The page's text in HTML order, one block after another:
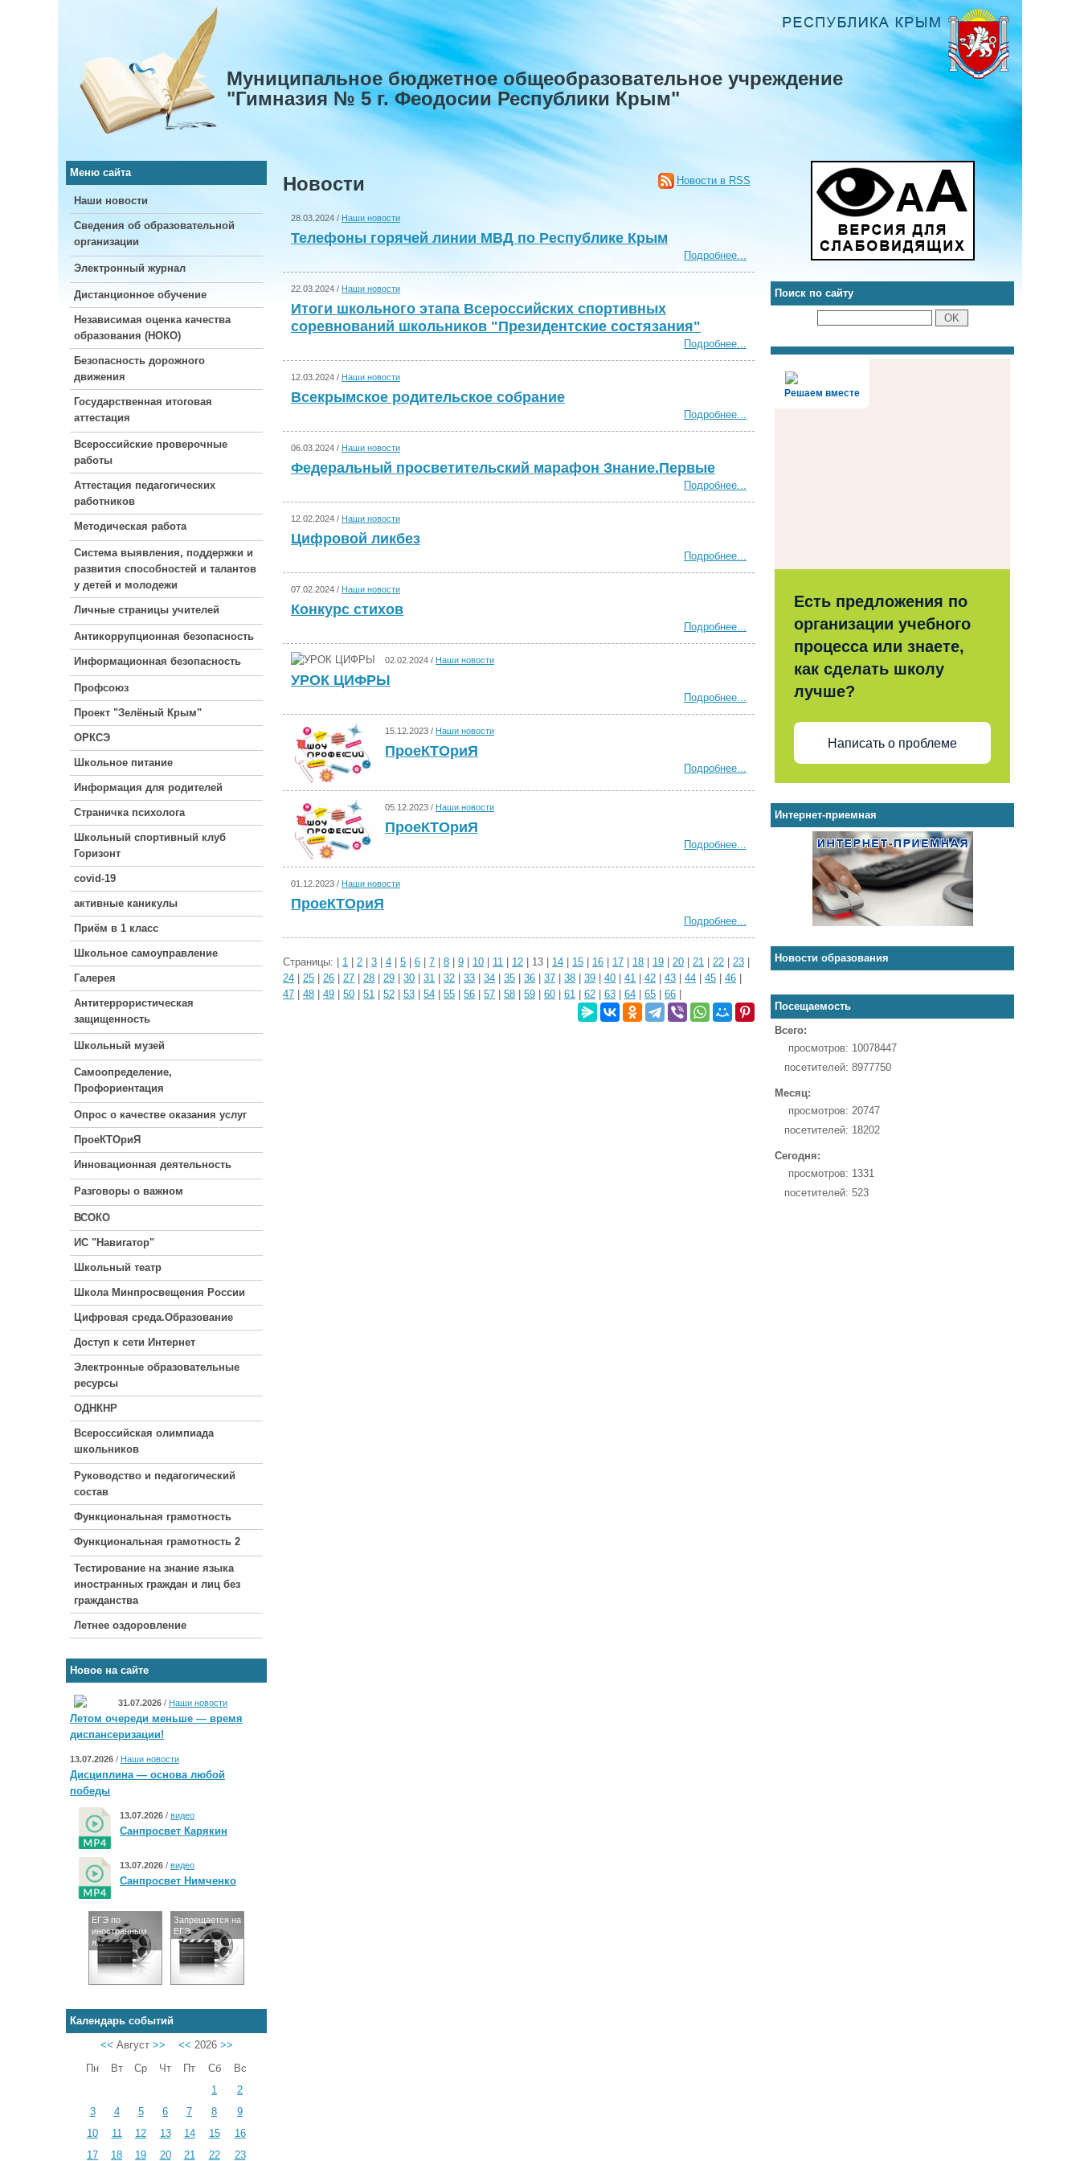
Муниципальное бюджетное общеобразовательное учреждение
"Гимназия № 5 г. Феодосии Республики Крым"
Меню сайта
Наши новости
Сведения об образовательной
организации
Электронный журнал
Дистанционное обучение
Независимая оценка качества
образования (НОКО)
Безопасность дорожного
движения
Государственная итоговая
аттестация
Всероссийские проверочные
работы
Аттестация педагогических
работников
Методическая работа
Система выявления, поддержки и
развития способностей и талантов
у детей и молодежи
Личные страницы учителей
Антикоррупционная безопасность
Информационная безопасность
Профсоюз
Проект "Зелёный Крым"
ОРКСЭ
Школьное питание
Информация для родителей
Страничка психолога
Школьный спортивный клуб
Горизонт
covid-19
активные каникулы
Приём в 1 класс
Школьное самоуправление
Галерея
Антитеррористическая
защищенность
Школьный музей
Самоопределение,
Профориентация
Опрос о качестве оказания услуг
ПроеКТОриЯ
Инновационная деятельность
Разговоры о важном
ВСОКО
ИС "Навигатор"
Школьный театр
Школа Минпросвещения России
Цифровая среда.Образование
Доступ к сети Интернет
Электронные образовательные
ресурсы
ОДНКНР
Всероссийская олимпиада
школьников
Руководство и педагогический
состав
Функциональная грамотность
Функциональная грамотность 2
Тестирование на знание языка
иностранных граждан и лиц без
гражданства
Летнее оздоровление
Новое на сайте
31.07.2026 / Наши новости
Летом очереди меньше — время
диспансеризации!
13.07.2026 / Наши новости
Дисциплина — основа любой
победы
13.07.2026 / видео
Санпросвет Карякин
13.07.2026 / видео
Санпросвет Нимченко
ЕГЭ по
иностранным
я...
Запрещается на
ЕГЭ
Календарь событий
<< Август >> << 2026 >>
Пн
Вт Ср Чт Пт Сб
Вс
1
2
3
4 5 6 7 8
9
10
11 12 13 14 15
16
17
18 19 20 21 22 23
Новости Новости в RSS
28.03.2024 / Наши новости
Телефоны горячей линии МВД по Республике Крым
Подробнее...
22.03.2024 / Наши новости
Итоги школьного этапа Всероссийских спортивных
соревнований школьников "Президентские состязания"
Подробнее...
12.03.2024 / Наши новости
Всекрымское родительское собрание
Подробнее...
06.03.2024 / Наши новости
Федеральный просветительский марафон Знание.Первые
Подробнее...
12.02.2024 / Наши новости
Цифровой ликбез
Подробнее...
07.02.2024 / Наши новости
Конкурс стихов
Подробнее...
02.02.2024 / Наши новости
УРОК ЦИФРЫ
Подробнее...
15.12.2023 / Наши новости
ПроеКТОриЯ
Подробнее...
05.12.2023 / Наши новости
ПроеКТОриЯ
Подробнее...
01.12.2023 / Наши новости
ПроеКТОриЯ
Подробнее...
Страницы: | 1 2 3 4 5 6 7 8 9 10 11 12 | 13 | 14 15 16 17 18 19 20 21 22 23
24
25 26 27 28 29 30 31 32 33 34 35 36 37 38 39 40 41 42 43 44 45 46
47
48 49 50 51 52 53 54 55 56 57 58 59 60 61 62 63 64 65 66
Поиск по сайту
Решаем вместе
Есть предложения по
организации учебного
процесса или знаете,
как сделать школу
лучше?
Написать о проблеме
Интернет-приемная
Новости образования
Посещаемость
Всего:
просмотров: 10078447
посетителей: 8977750
Месяц:
просмотров: 20747
посетителей: 18202
Сегодня:
просмотров: 1331
посетителей: 523